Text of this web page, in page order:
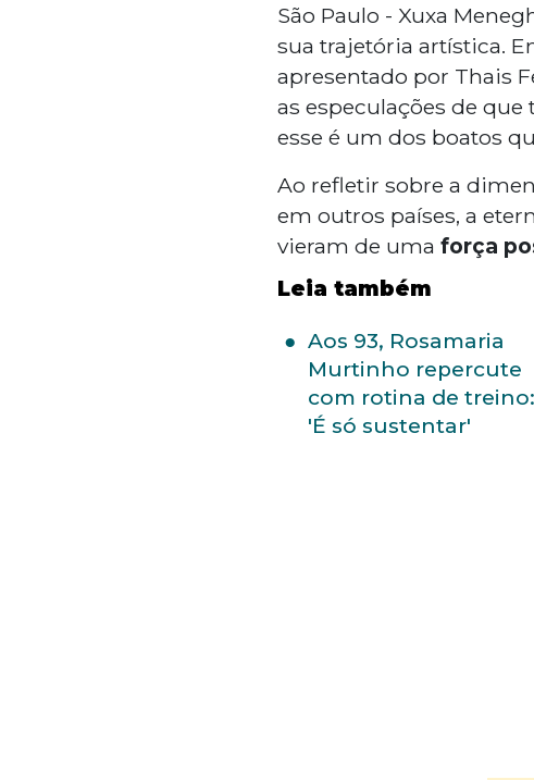
São Paulo - Xuxa
sua trajetória artística.
apresentado por Thais
as especulações de
esse é um dos boatos
Ao refletir sobre a
em outros países, a
vieram de uma força
Leia também
Aos 93, Rosamaria
Murtinho repercute
com rotina de treino:
'É só sustentar'